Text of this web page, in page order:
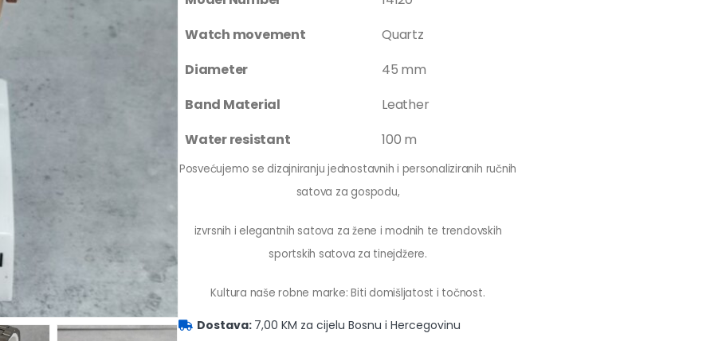
Watch movement
Quartz
Diameter
45 mm
Band Material
Leather
Water resistant
100 m
Posvećujemo se dizajniranju jednostavnih i personaliziranih ručnih
satova za gospodu,
izvrsnih i elegantnih satova za žene i modnih te trendovskih
sportskih satova za tinejdžere.
Kultura naše robne marke: Biti domišljatost i točnost.
Dostava: 7,00 KM za cijelu Bosnu i Hercegovinu